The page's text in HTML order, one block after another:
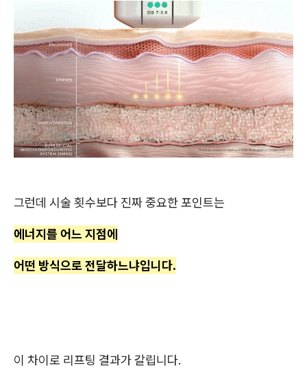
그런데 시술 횟수보다 진짜 중요한 포인트는
에너지를 어느 지점에
어떤 방식으로 전달하느냐입니다.
이 차이로 리프팅 결과가 갈립니다.